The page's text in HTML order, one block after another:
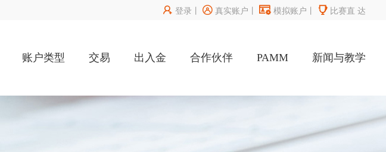
 登录 丨 真实账户  模拟账户  比赛直 达
账户类型 交易 出入金 合作伙伴 PAMM 新闻与教学